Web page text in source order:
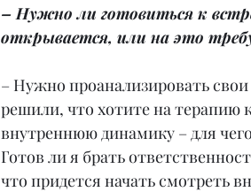
– Нужно ли готовиться к
открывается, или на это
– Нужно проанализировать
решили, что хотите на терапию
внутреннюю динамику – для
Готов ли я брать
что придется начать смотреть